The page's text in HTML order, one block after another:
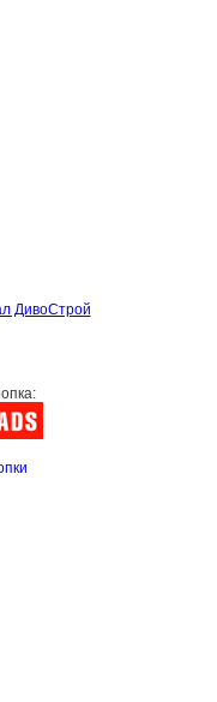
ДивоСтрой